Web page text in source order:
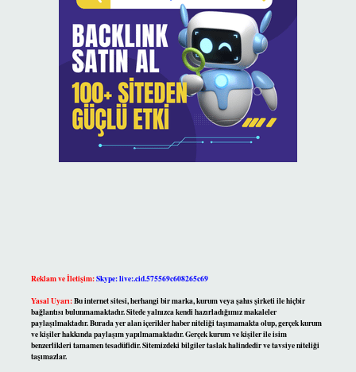
Reklam ve İletişim:Skype: live:.cid.575569c608265c69
Yasal Uyarı:Bu internet sitesi, herhangi bir marka, kurum veya şahıs şirketi ile hiçbir
bağlantısı bulunmamaktadır. Sitede yalnızca kendi hazırladığımız makaleler
paylaşılmaktadır. Burada yer alan içerikler haber niteliği taşımamakta olup, gerçek kurum
ve kişiler hakkında paylaşım yapılmamaktadır. Gerçek kurum ve kişiler ile isim
benzerlikleri tamamen tesadüfidir. Sitemizdeki bilgiler taslak halindedir ve tavsiye niteliği
taşımazlar.